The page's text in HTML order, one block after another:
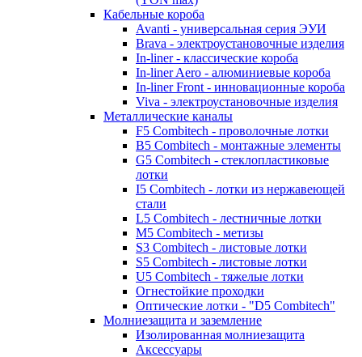
Кабельные короба
Avanti - универсальная серия ЭУИ
Brava - электроустановочные изделия
In-liner - классические короба
In-liner Aero - алюминиевые короба
In-liner Front - инновационные короба
Viva - электроустановочные изделия
Металлические каналы
F5 Combitech - проволочные лотки
B5 Combitech - монтажные элементы
G5 Combitech - стеклопластиковые
лотки
I5 Combitech - лотки из нержавеющей
стали
L5 Combitech - лестничные лотки
M5 Combitech - метизы
S3 Combitech - листовые лотки
S5 Combitech - листовые лотки
U5 Combitech - тяжелые лотки
Огнестойкие проходки
Оптические лотки - "D5 Combitech"
Молниезащита и заземление
Изолированная молниезащита
Аксессуары